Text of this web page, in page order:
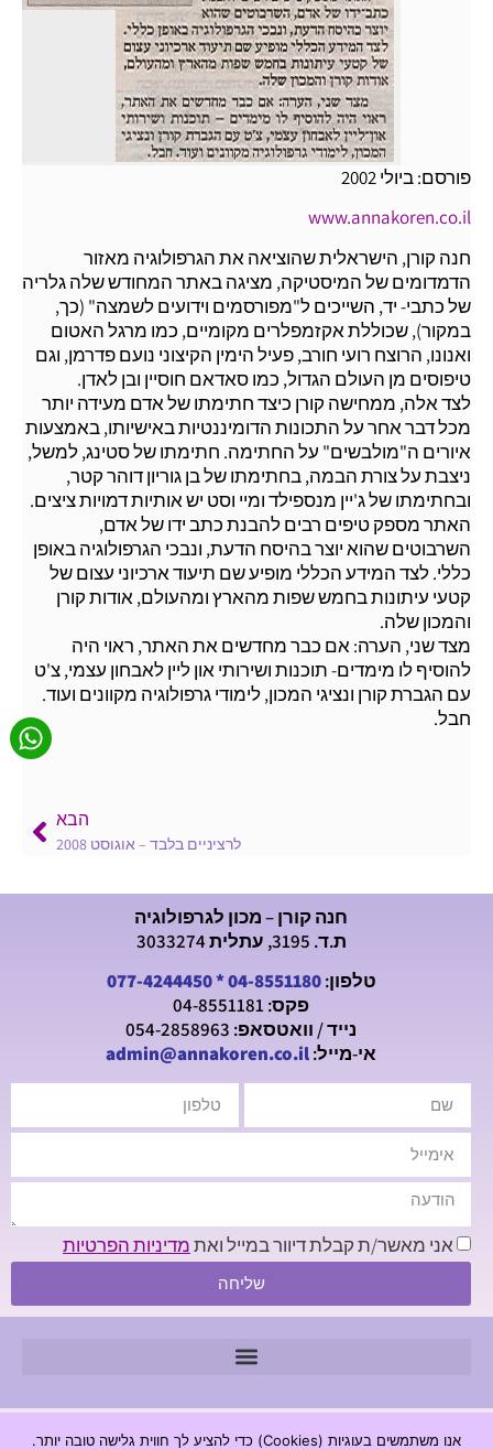
פורסם: ביולי 2002
www.annakoren.co.il
חנה קורן, הישראלית שהוציאה את הגרפולוגיה מאזור
הדמדומים של המיסטיקה, מציגה באתר המחודש שלה גלריה
של כתבי- יד, השייכים ל"מפורסמים וידועים לשמצה" (כך,
במקור), שכוללת אקזמפלרים מקומיים, כמו מרגל האטום
ואנונו, הרוצח רועי חורב, פעיל הימין הקיצוני נועם פדרמן, וגם
טיפוסים מן העולם הגדול, כמו סאדאם חוסיין ובן לאדן.
לצד אלה, ממחישה קורן כיצד חתימתו של אדם מעידה יותר
מכל דבר אחר על התכונות הדומיננטיות באישיותו, באמצעות
איורים ה"מולבשים" על החתימה. חתימתו של סטינג, למשל,
ניצבת על צורת הבמה, בחתימתו של בן גוריון דוהר קטר,
ובחתימתו של ג'יין מנספילד ומיי וסט יש אותיות דמויות ציצים.
האתר מספק טיפים רבים להבנת כתב ידו של אדם,
השרבוטים שהוא יוצר בהיסח הדעת, ונבכי הגרפולוגיה באופן
כללי. לצד המידע הכללי מופיע שם תיעוד ארכיוני עצום של
קטעי עיתונות בחמש שפות מהארץ ומהעולם, אודות קורן
והמכון שלה.
מצד שני, הערה: אם כבר מחדשים את האתר, ראוי היה
להוסיף לו מימדים- תוכנות ושירותי און ליין לאבחון עצמי, צ'ט
עם הגברת קורן ונציגי המכון, לימודי גרפולוגיה מקוונים ועוד.
חבל.
הבא
לרציניים בלבד – אוגוסט 2008
חנה קורן – מכון לגרפולוגיה
ת.ד. 3195, עתלית 3033274
טלפון:04-8551180
*
077-4244450
פקס: 04-8551181
נייד / וואטסאפ: 054-2858963
אי-מייל:admin@annakoren.co.il
אני מאשר/ת קבלת דיוור במייל ואתמדיניות הפרטיות
שליחה
© 2026 כל הזכויות שמורות - חנה קורן מכון לגרפולוגיה |
אנו משתמשים בעוגיות (Cookies) כדי להציע לך חווית גלישה טובה יותר.